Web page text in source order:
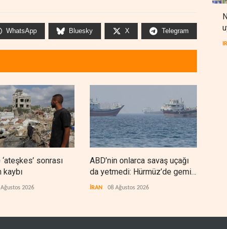
WhatsApp Bluesky X Telegram
sonrası
kaybı
2026
ABD’nin onlarca savaş uçağı
da yetmedi: Hürmüz’de gemi
vuruldu
İRAN 08 Ağustos 2026